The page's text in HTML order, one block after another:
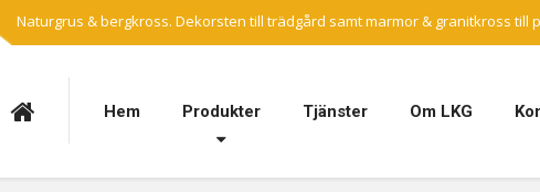
Naturgrus & bergkross. Dekorsten till trädgård samt marmor & granitkross till
Hem Produkter Tjänster Om LKG